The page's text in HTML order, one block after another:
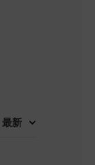
最新